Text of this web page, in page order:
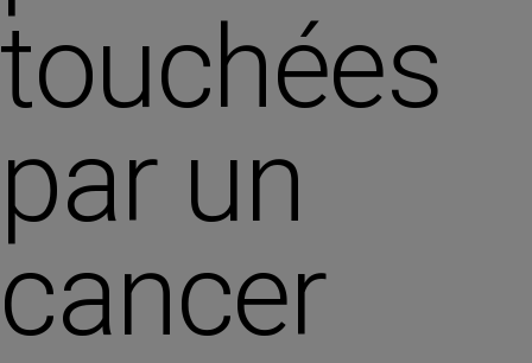
touchées
par un
cancer